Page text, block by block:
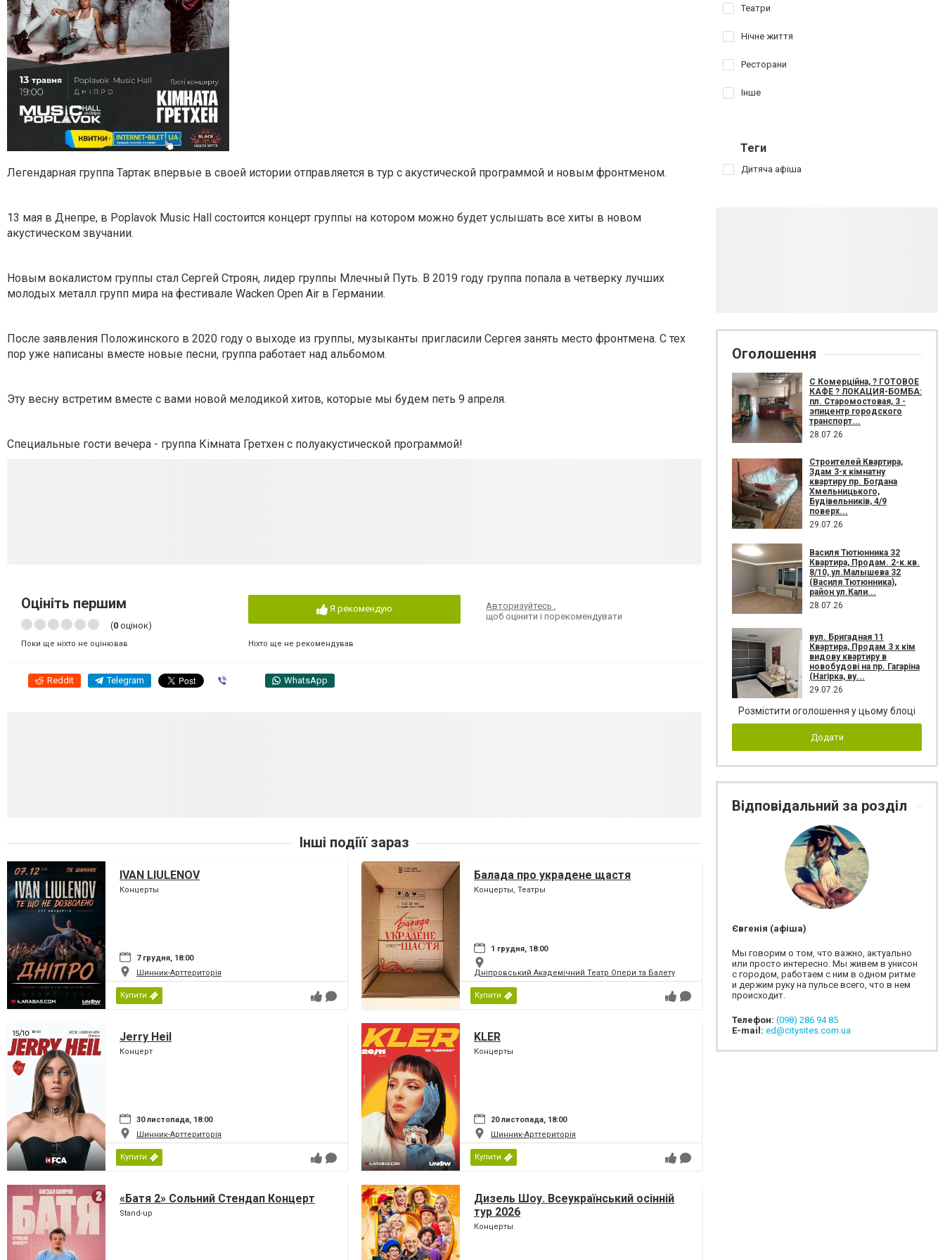
Легендарная группа Тартак впервые в своей истории отправляется в тур с акустической программой и новым фронтменом.
13 мая в Днепре, в Poplavok Music Hall состоится концерт группы на котором можно будет услышать все хиты в новом
акустическом звучании.
Новым вокалистом группы стал Сергей Строян, лидер группы Млечный Путь. В 2019 году группа попала в четверку лучших
молодых металл групп мира на фестивале Wacken Open Air в Германии.
После заявления Положинского в 2020 году о выходе из группы, музыканты пригласили Сергея занять место фронтмена. С тех
пор уже написаны вместе новые песни, группа работает над альбомом.
Эту весну встретим вместе с вами новой мелодикой хитов, которые мы будем петь 9 апреля.
Специальные гости вечера - группа Кімната Гретхен с полуакустической программой!
Оцініть першим
(0 оцінок)
Поки ще ніхто не оцінював
Я рекомендую
Ніхто ще не рекомендував
Авторизуйтесь
щоб оцінити і порекомендувати
Reddit Telegram WhatsApp
Інші подіїї зараз
IVAN LIULENOV
Концерты
7 грудня, 18:00
Шинник-Арттериторія
Купити
Балада про украдене щастя
Концерты, Театры
1 грудня, 18:00
Дніпровський Академічний Театр Опери та Балету
Купити
Jerry Heil
Концерт
30 листопада, 18:00
Шинник-Арттериторія
Купити
KLER
Концерты
20 листопада, 18:00
Шинник-Арттериторія
Купити
«Батя 2» Сольний Стендап Концерт
Stand-up
Дизель Шоу. Всеукраїнський осінній
тур 2026
Концерты
Театри
Нічне життя
Ресторани
Інше
Теги
Дитяча афіша
Оголошення
С Комерційна, ? ГОТОВОЕ
КАФЕ ? ЛОКАЦИЯ-БОМБА:
пл. Старомостовая, 3 -
эпицентр городского
транспорт...
28.07.26
Строителей Квартира,
Здам 3-х кімнатну
квартиру пр. Богдана
Хмельницького,
Будівельників, 4/9
поверх...
29.07.26
Василя Тютюнника 32
Квартира, Продам. 2-к.кв.
8/10, ул.Малышева 32
(Василя Тютюнника),
район ул.Кали...
28.07.26
вул. Бригадная 11
Квартира, Продам 3 х кім
видову квартиру в
новобудові на пр. Гагаріна
(Нагірка, ву...
29.07.26
Розмістити оголошення у цьому блоці
Додати
Відповідальний за розділ
Євгенія (афіша)
Мы говорим о том, что важно, актуально
или просто интересно. Мы живем в унисон
с городом, работаем с ним в одном ритме
и держим руку на пульсе всего, что в нем
происходит.
Телефон: (098) 286 94 85
E-mail: ed@citysites.com.ua